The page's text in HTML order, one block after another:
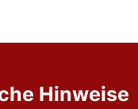
Hinweise